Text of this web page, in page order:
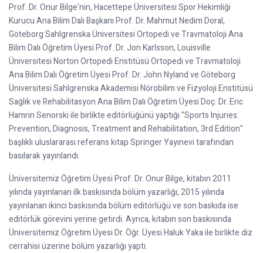
Prof. Dr. Onur Bilge'nin, Hacettepe Üniversitesi Spor Hekimliği
Kurucu Ana Bilim Dalı Başkanı Prof. Dr. Mahmut Nedim Doral,
Göteborg Sahlgrenska Üniversitesi Ortopedi ve Travmatoloji Ana
Bilim Dalı Öğretim Üyesi Prof. Dr. Jon Karlsson, Louisville
Üniversitesi Norton Ortopedi Enstitüsü Ortopedi ve Travmatoloji
Ana Bilim Dalı Öğretim Üyesi Prof. Dr. John Nyland ve Göteborg
Üniversitesi Sahlgrenska Akademisi Nörobilim ve Fizyoloji Enstitüsü
Sağlık ve Rehabilitasyon Ana Bilim Dalı Öğretim Üyesi Doç. Dr. Eric
Hamrin Senorski ile birlikte editörlüğünü yaptığı "Sports Injuries:
Prevention, Diagnosis, Treatment and Rehabilitation, 3rd Edition"
başlıklı uluslararası referans kitap Springer Yayınevi tarafından
basılarak yayınlandı.
Üniversitemiz Öğretim Üyesi Prof. Dr. Onur Bilge, kitabın 2011
yılında yayınlanan ilk baskısında bölüm yazarlığı, 2015 yılında
yayınlanan ikinci baskısında bölüm editörlüğü ve son baskıda ise
editörlük görevini yerine getirdi. Ayrıca, kitabın son baskısında
Üniversitemiz Öğretim Üyesi Dr. Öğr. Üyesi Haluk Yaka ile birlikte diz
cerrahisi üzerine bölüm yazarlığı yaptı.